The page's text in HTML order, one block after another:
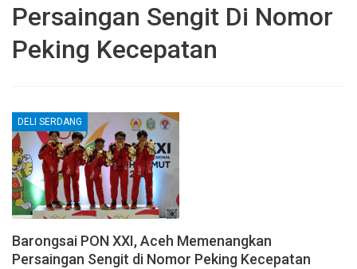
Persaingan Sengit Di Nomor
Peking Kecepatan
DELI SERDANG
Barongsai PON XXI, Aceh Memenangkan
Persaingan Sengit di Nomor Peking Kecepatan